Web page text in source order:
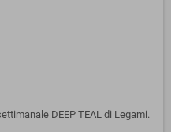
DEEP TEAL di Legami.